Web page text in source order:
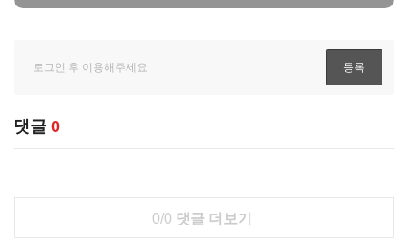
댓글 0
0/0 댓글 더보기